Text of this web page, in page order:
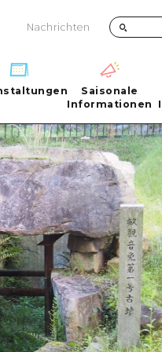
Nachrichten
City
Saisonale
Informationen
Informationen
FAQs
Foto-Download